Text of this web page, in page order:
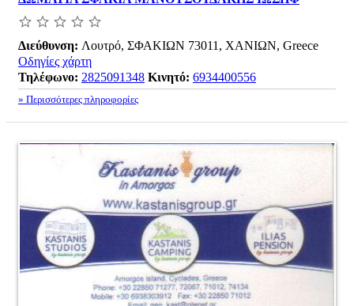
Διεύθυνση: Λουτρό, ΣΦΑΚΙΩΝ 73011, ΧΑΝΙΩΝ, Greece
Οδηγίες χάρτη
Τηλέφωνο: 2825091348 Κινητό: 6934400556
» Περισσότερες πληροφορίες